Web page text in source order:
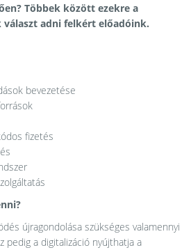
Többek között ezekre a
választ adni felkért előadóink.
bevezetése
fizetés
újragondolása szükséges valamennyi
pedig a digitalizáció nyújthatja a